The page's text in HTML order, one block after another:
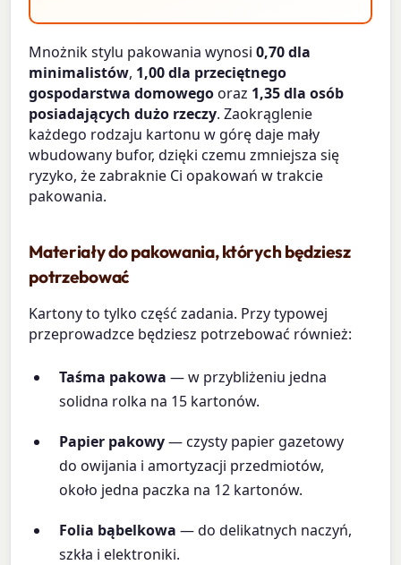
Mnożnik stylu pakowania wynosi0,70 dla
minimalistów, 1,00 dla przeciętnego
gospodarstwa domowegooraz 1,35 dla osób
posiadających dużo rzeczy. Zaokrąglenie
każdego rodzaju kartonu w górę daje mały
wbudowany bufor, dzięki czemu zmniejsza się
ryzyko, że zabraknie Ci opakowań w trakcie
pakowania.
Materiały do pakowania, których będziesz
potrzebować
Kartony to tylko część zadania. Przy typowej
przeprowadzce będziesz potrzebować również:
Taśma pakowa — w przybliżeniu jedna
solidna rolka na 15 kartonów.
Papier pakowy— czysty papier gazetowy
do owijania i amortyzacji przedmiotów,
około jedna paczka na 12 kartonów.
Folia bąbelkowa — do delikatnych naczyń,
szkła i elektroniki.